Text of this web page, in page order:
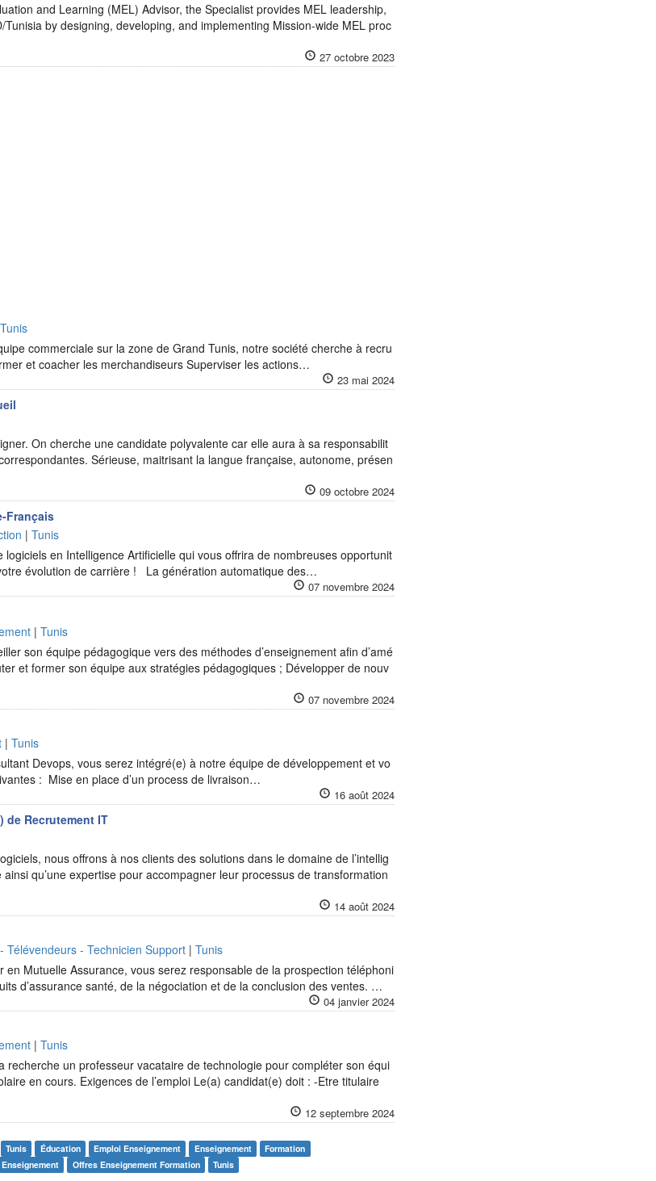
and Learning (MEL) Advisor, the Specialist provides MEL leadership,
by designing, developing, and implementing Mission-wide MEL proc
27 octobre 2023
Tunis
commerciale sur la zone de Grand Tunis, notre société cherche à recru
et coacher les merchandiseurs Superviser les actions…
23 mai 2024
On cherche une candidate polyvalente car elle aura à sa responsabilit
Sérieuse, maitrisant la langue française, autonome, présen
09 octobre 2024
Français
|Tunis
en Intelligence Artificielle qui vous offrira de nombreuses opportunit
évolution de carrière ! La génération automatique des…
07 novembre 2024
|Tunis
son équipe pédagogique vers des méthodes d’enseignement afin d’amé
et former son équipe aux stratégies pédagogiques ; Développer de nouv
07 novembre 2024
|Tunis
Devops, vous serez intégré(e) à notre équipe de développement et vo
: Mise en place d’un process de livraison…
16 août 2024
de Recrutement IT
nous offrons à nos clients des solutions dans le domaine de l’intellig
qu’une expertise pour accompagner leur processus de transformation
14 août 2024
Télévendeurs - Technicien Support |Tunis
en Mutuelle Assurance, vous serez responsable de la prospection téléphoni
d’assurance santé, de la négociation et de la conclusion des ventes. …
04 janvier 2024
|Tunis
recherche un professeur vacataire de technologie pour compléter son équi
en cours. Exigences de l’emploi Le(a) candidat(e) doit : -Etre titulaire
12 septembre 2024
Tunis Éducation Emploi Enseignement Enseignement
Formation
Offres Enseignement Formation Tunis